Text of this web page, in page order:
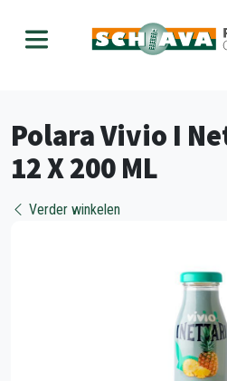
Polara Vivio I
12 X 200 ML
Verder winkelen